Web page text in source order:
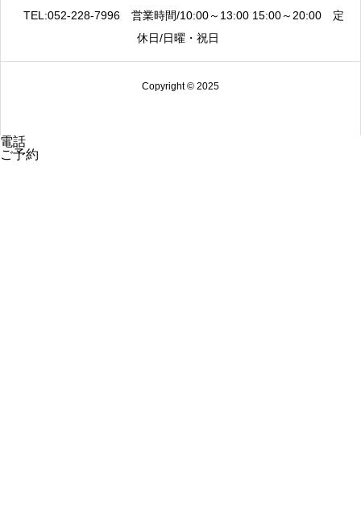
TEL:052-228-7996
営業時間/10:00～13:00 15:00～20:00
定
休日/日曜・祝日
Copyright © 2025
電話
ご予約